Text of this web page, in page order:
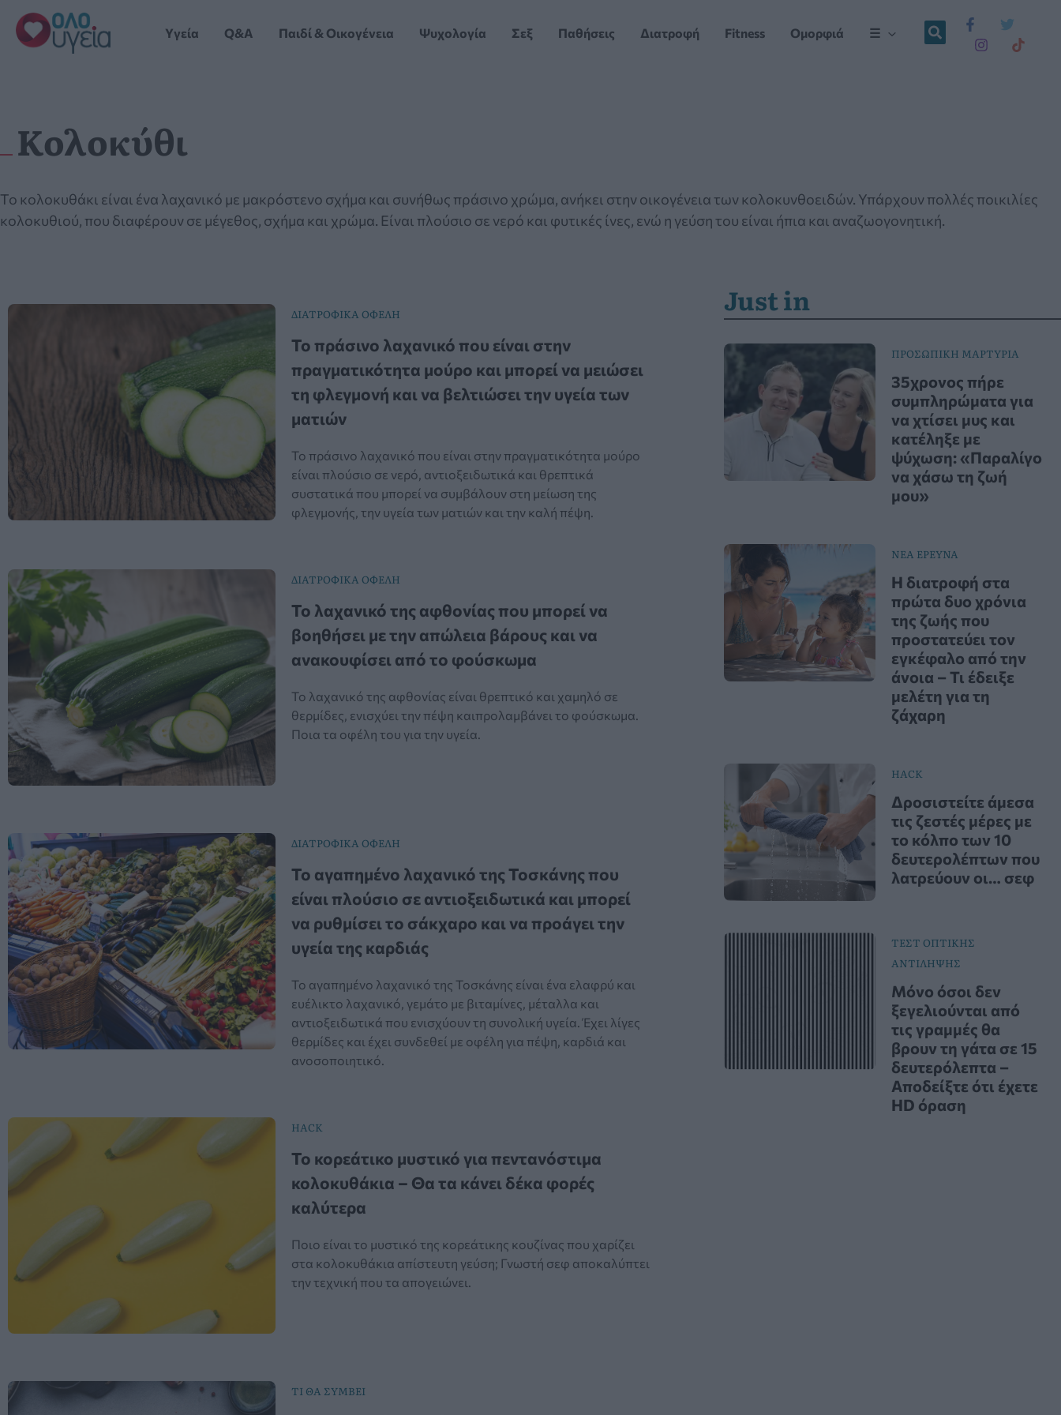
Μετάβαση
στο
περιεχόμενο
Yγεία Q&A Παιδί & Οικογένεια Ψυχολογία Σεξ Παθήσεις Διατροφή Fitness Ομορφιά ☰
Κολοκύθι
Το κολοκυθάκι είναι ένα λαχανικό με μακρόστενο σχήμα και συνήθως πράσινο χρώμα, ανήκει στην οικογένεια των κολοκυνθοειδών. Υπάρχουν πολλές ποικιλίες
κολοκυθιού, που διαφέρουν σε μέγεθος, σχήμα και χρώμα. Είναι πλούσιο σε νερό και φυτικές ίνες, ενώ η γεύση του είναι ήπια και αναζωογονητική.
ΔΙΑΤΡΟΦΙΚΑ ΟΦΕΛΗ
Το πράσινο λαχανικό που είναι στην
πραγματικότητα μούρο και μπορεί να μειώσει
τη φλεγμονή και να βελτιώσει την υγεία των
ματιών
Το πράσινο λαχανικό που είναι στην πραγματικότητα μούρο
είναι πλούσιο σε νερό, αντιοξειδωτικά και θρεπτικά
συστατικά που μπορεί να συμβάλουν στη μείωση της
φλεγμονής, την υγεία των ματιών και την καλή πέψη.
ΔΙΑΤΡΟΦΙΚΑ ΟΦΕΛΗ
Το λαχανικό της αφθονίας που μπορεί να
βοηθήσει με την απώλεια βάρους και να
ανακουφίσει από το φούσκωμα
Το λαχανικό της αφθονίας είναι θρεπτικό και χαμηλό σε
θερμίδες, ενισχύει την πέψη καιπρολαμβάνει το φούσκωμα.
Ποια τα οφέλη του για την υγεία.
ΔΙΑΤΡΟΦΙΚΑ ΟΦΕΛΗ
Το αγαπημένο λαχανικό της Τοσκάνης που
είναι πλούσιο σε αντιοξειδωτικά και μπορεί
να ρυθμίσει το σάκχαρο και να προάγει την
υγεία της καρδιάς
Το αγαπημένο λαχανικό της Τοσκάνης είναι ένα ελαφρύ και
ευέλικτο λαχανικό, γεμάτο με βιταμίνες, μέταλλα και
αντιοξειδωτικά που ενισχύουν τη συνολική υγεία. Έχει λίγες
θερμίδες και έχει συνδεθεί με οφέλη για πέψη, καρδιά και
ανοσοποιητικό.
HACK
Το κορεάτικο μυστικό για πεντανόστιμα
κολοκυθάκια – Θα τα κάνει δέκα φορές
καλύτερα
Ποιο είναι το μυστικό της κορεάτικης κουζίνας που χαρίζει
στα κολοκυθάκια απίστευτη γεύση; Γνωστή σεφ αποκαλύπτει
την τεχνική που τα απογειώνει.
ΤΙ ΘΑ ΣΥΜΒΕΙ
Just in
ΠΡΟΣΩΠΙΚΗ ΜΑΡΤΥΡΙΑ
35χρονος πήρε
συμπληρώματα για
να χτίσει μυς και
κατέληξε με
ψύχωση: «Παραλίγο
να χάσω τη ζωή
μου»
ΝΕΑ ΕΡΕΥΝΑ
Η διατροφή στα
πρώτα δυο χρόνια
της ζωής που
προστατεύει τον
εγκέφαλο από την
άνοια – Τι έδειξε
μελέτη για τη
ζάχαρη
HACK
Δροσιστείτε άμεσα
τις ζεστές μέρες με
το κόλπο των 10
δευτερολέπτων που
λατρεύουν οι… σεφ
ΤΕΣΤ ΟΠΤΙΚΗΣ
ΑΝΤΙΛΗΨΗΣ
Μόνο όσοι δεν
ξεγελιούνται από
τις γραμμές θα
βρουν τη γάτα σε 15
δευτερόλεπτα –
Αποδείξτε ότι έχετε
HD όραση